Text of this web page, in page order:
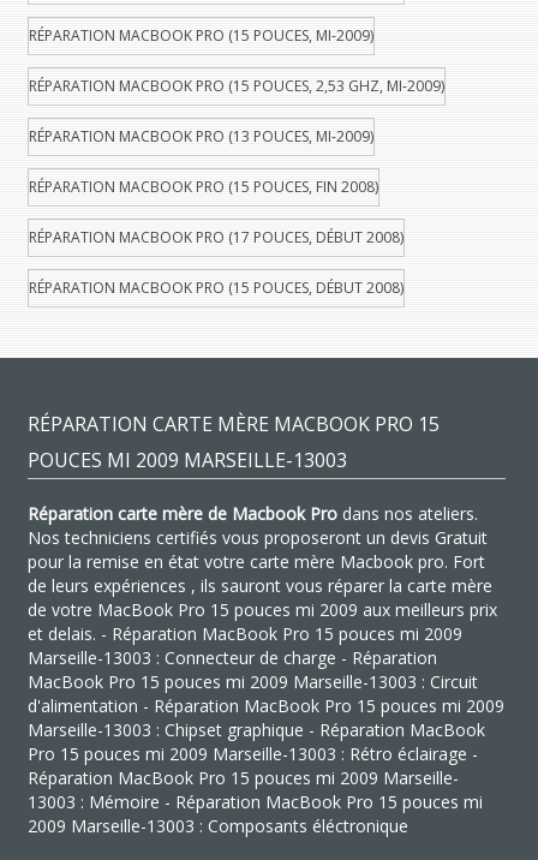
RÉPARATION MACBOOK PRO (15 POUCES, MI-2009)
RÉPARATION MACBOOK PRO (15 POUCES, 2,53 GHZ, MI-2009)
RÉPARATION MACBOOK PRO (13 POUCES, MI-2009)
RÉPARATION MACBOOK PRO (15 POUCES, FIN 2008)
RÉPARATION MACBOOK PRO (17 POUCES, DÉBUT 2008)
RÉPARATION MACBOOK PRO (15 POUCES, DÉBUT 2008)
RÉPARATION CARTE MÈRE MACBOOK PRO 15
POUCES MI 2009 MARSEILLE-13003
Réparation carte mère de Macbook Prodans nos ateliers.
Nos techniciens certifiés vous proposeront un devis Gratuit
pour la remise en état votre carte mère Macbook pro. Fort
de leurs expériences , ils sauront vous réparer la carte mère
de votre MacBook Pro 15 pouces mi 2009 aux meilleurs prix
et delais. - Réparation MacBook Pro 15 pouces mi 2009
Marseille-13003 : Connecteur de charge - Réparation
MacBook Pro 15 pouces mi 2009 Marseille-13003 : Circuit
d'alimentation - Réparation MacBook Pro 15 pouces mi 2009
Marseille-13003 : Chipset graphique - Réparation MacBook
Pro 15 pouces mi 2009 Marseille-13003 : Rétro éclairage -
Réparation MacBook Pro 15 pouces mi 2009 Marseille-
13003 : Mémoire - Réparation MacBook Pro 15 pouces mi
2009 Marseille-13003 : Composants éléctronique